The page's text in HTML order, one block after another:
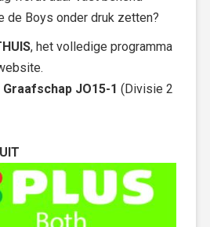
de Boys onder druk zetten?
, het volledige programma
JO15-1 (Divisie 2